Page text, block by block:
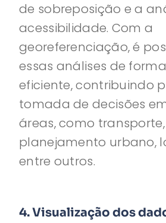
de sobreposição e a
acessibilidade. Com a
georeferenciação, é
essas análises de
eficiente, contribuindo
tomada de decisões
áreas, como transporte,
planejamento urbano,
entre outros.
4. Visualização dos